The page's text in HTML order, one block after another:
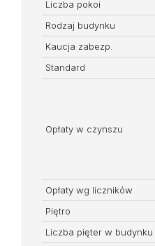
Liczba pokoi
Rodzaj budynku
Kaucja zabezp.
Standard
Opłaty w czynszu
Opłaty wg liczników
Piętro
Liczba pięter w budynku